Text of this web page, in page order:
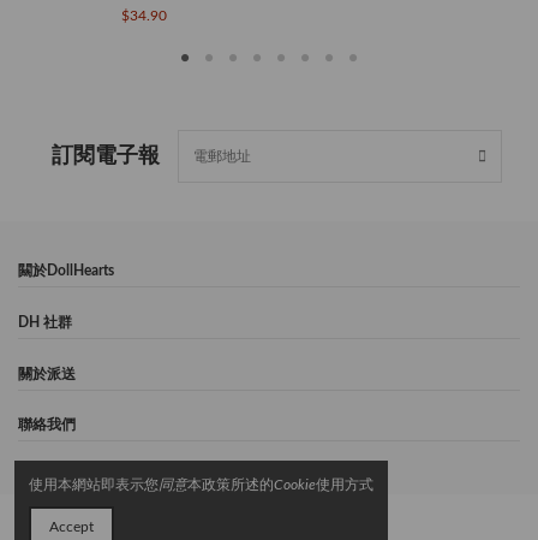
$34.90
訂閱電子報
闗於DollHearts
DH 社群
關於派送
聯絡我們
使用本網站即表示您同意本政策所述的Cookie使用方式
Accept